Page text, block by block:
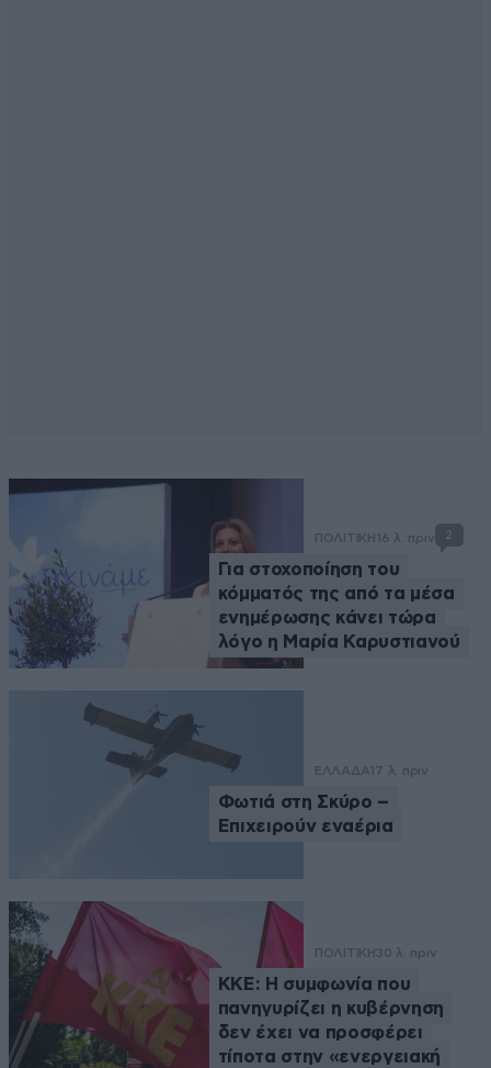
ΠΟΛΙΤΙΚΗ 16 λ. πριν 2
Για στοχοποίηση του
κόμματός της από τα μέσα
ενημέρωσης κάνει τώρα
λόγο η Μαρία Καρυστιανού
ΕΛΛΑΔΑ 17 λ. πριν
Φωτιά στη Σκύρο –
Επιχειρούν εναέρια
ΠΟΛΙΤΙΚΗ30 λ. πριν
ΚΚΕ: Η συμφωνία που
πανηγυρίζει η κυβέρνηση
δεν έχει να προσφέρει
τίποτα στην «ενεργειακή